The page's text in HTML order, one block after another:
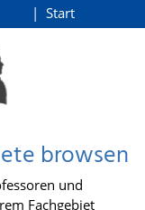
Start
browsen
und
Fachgebiet